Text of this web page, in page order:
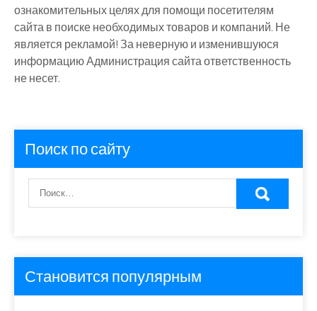
ознакомительных целях для помощи посетителям
сайта в поиске необходимых товаров и компаний. Не
является рекламой! За неверную и изменившуюся
информацию Администрация сайта ответственность
не несет.
Поиск по сайту
Становится популярным